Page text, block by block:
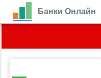
Банки Онлайн